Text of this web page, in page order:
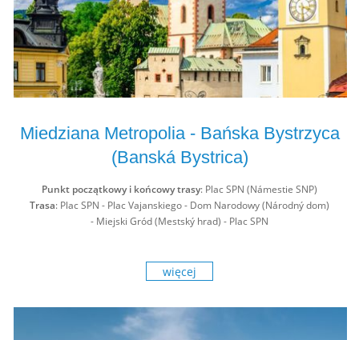
Miedziana Metropolia - Bańska Bystrzyca
(Banská Bystrica)
Punkt początkowy i końcowy trasy: Plac SPN (Námestie SNP)
Trasa: Plac SPN - Plac Vajanskiego - Dom Narodowy (Národný dom)
- Miejski Gród (Mestský hrad) - Plac SPN
więcej